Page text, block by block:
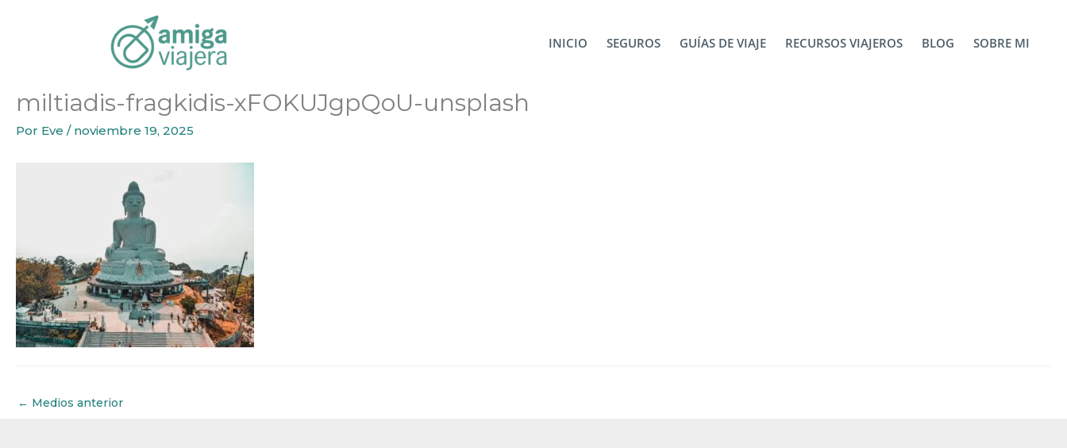
INICIO SEGUROS GUÍAS DE VIAJE RECURSOS VIAJEROS BLOG SOBRE MI
miltiadis-fragkidis-xFOKUJgpQoU-unsplash
Por Eve / noviembre 19, 2025
← Medios anterior